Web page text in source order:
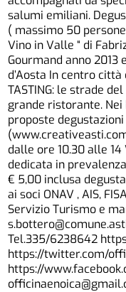
salumi emiliani.
( massimo 50
Vino in Valle “ di
Gourmand anno
d’Aosta In centro
TASTING: le strade
grande ristorante.
proposte
dalle ore 10.30 alle
dedicata in
€ 5,00 inclusa
ai soci ONAV , AIS,
Servizio Turismo e
Tel.335/6238642
https://twitter.com/
https://